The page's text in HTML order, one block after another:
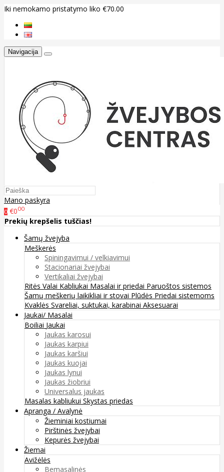
Iki nemokamo pristatymo liko €70.00
Navigacija
Mano paskyra
0 €000
Prekių krepšelis tuščias!
Šamų žvejyba
Meškerės
Spiningavimui / velkiavimui
Stacionariai žvejybai
Vertikaliai žvejybai
Ritės Valai Kabliukai Masalai ir priedai Paruoštos sistemos
Šamų meškerių laikikliai ir stovai Plūdės Priedai sistemoms
Kvaklės Svareliai, suktukai, karabinai Aksesuarai
Jaukai/ Masalai
Boiliai Jaukai
Jaukas karosui
Jaukas karpiui
Jaukas karšiui
Jaukas kuojai
Jaukas lynui
Jaukas žiobriui
Universalus jaukas
Masalas kabliukui Skystas priedas
Apranga / Avalynė
Žieminiai kostiumai
Pirštinės žvejybai
Kepurės žvejybai
Žiemai
Avižėlės
Bemasalinės